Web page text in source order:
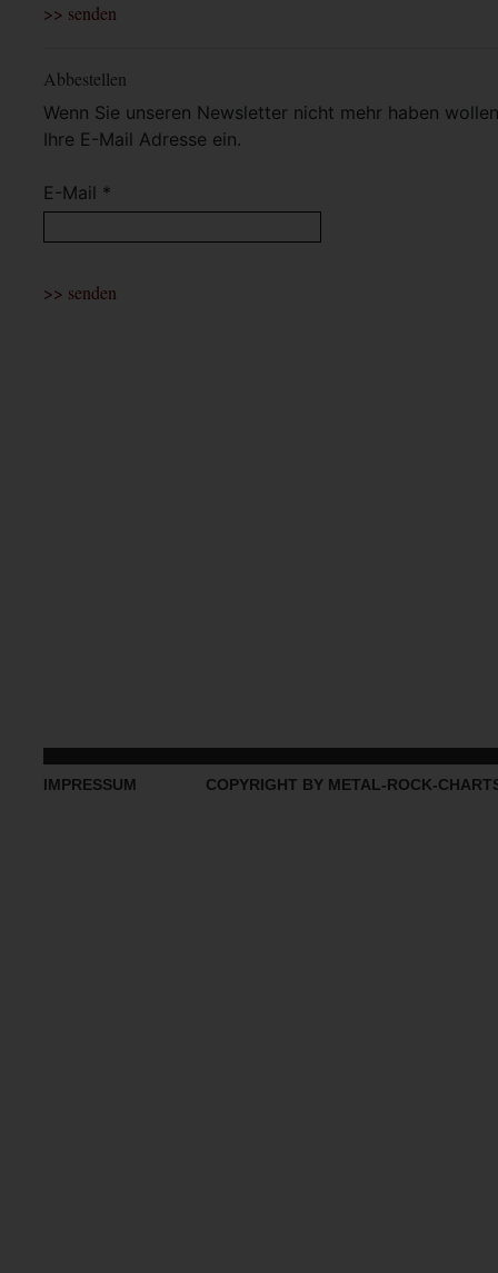
Abbestellen
Wenn Sie unseren Newsletter nicht mehr haben
Ihre E-Mail Adresse ein.
E-Mail *
IMPRESSUM COPYRIGHT BY METAL-ROCK-